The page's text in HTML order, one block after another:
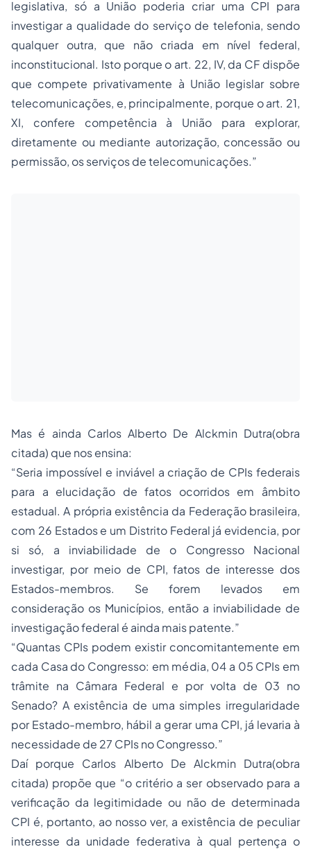
legislativa, só a União poderia criar uma CPI para
investigar a qualidade do serviço de telefonia, sendo
qualquer outra, que não criada em nível federal,
inconstitucional. Isto porque o art. 22, IV, da CF dispõe
que compete privativamente à União legislar sobre
telecomunicações, e, principalmente, porque o art. 21,
XI, confere competência à União para explorar,
diretamente ou mediante autorização, concessão ou
permissão, os serviços de telecomunicações.”
Mas é ainda Carlos Alberto De Alckmin Dutra(obra
citada) que nos ensina:
“Seria impossível e inviável a criação de CPIs federais
para a elucidação de fatos ocorridos em âmbito
estadual. A própria existência da Federação brasileira,
com 26 Estados e um Distrito Federal já evidencia, por
si só, a inviabilidade de o Congresso Nacional
investigar, por meio de CPI, fatos de interesse dos
Estados-membros. Se forem levados em
consideração os Municípios, então a inviabilidade de
investigação federal é ainda mais patente.”
“Quantas CPIs podem existir concomitantemente em
cada Casa do Congresso: em média, 04 a 05 CPIs em
trâmite na Câmara Federal e por volta de 03 no
Senado? A existência de uma simples irregularidade
por Estado-membro, hábil a gerar uma CPI, já levaria à
necessidade de 27 CPIs no Congresso.”
Daí porque Carlos Alberto De Alckmin Dutra(obra
citada) propõe que “o critério a ser observado para a
verificação da legitimidade ou não de determinada
CPI é, portanto, ao nosso ver, a existência de peculiar
interesse da unidade federativa à qual pertença o